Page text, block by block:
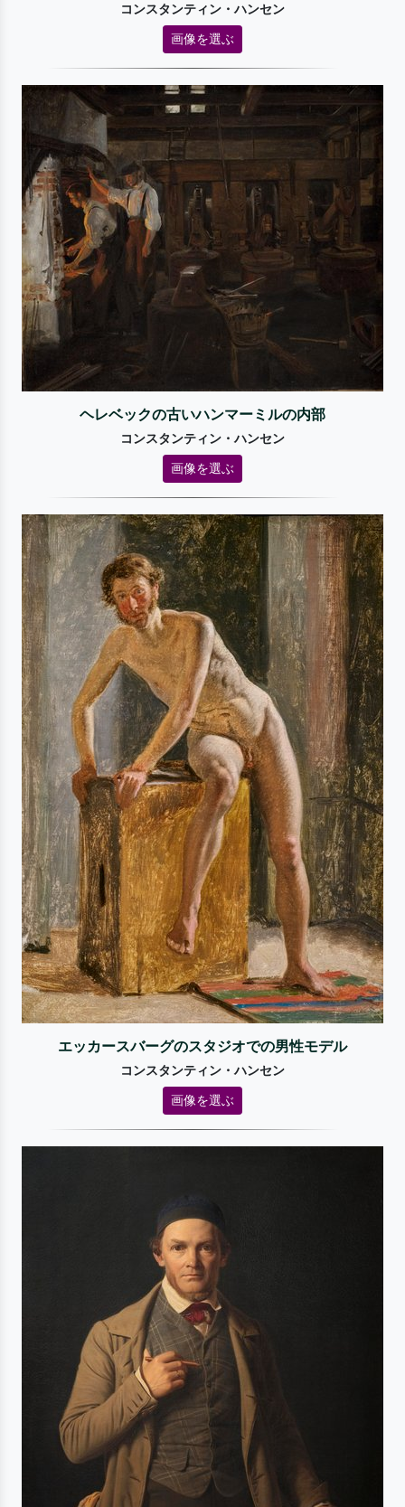
コンスタンティン・ハンセン
画像を選ぶ
ヘレベックの古いハンマーミルの内部
コンスタンティン・ハンセン
画像を選ぶ
エッカースバーグのスタジオでの男性モデル
コンスタンティン・ハンセン
画像を選ぶ